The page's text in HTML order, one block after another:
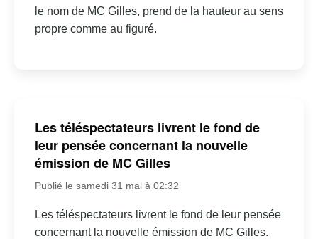
le nom de MC Gilles, prend de la hauteur au sens
propre comme au figuré.
Les téléspectateurs livrent le fond de
leur pensée concernant la nouvelle
émission de MC Gilles
Publié le samedi 31 mai à 02:32
Les téléspectateurs livrent le fond de leur pensée
concernant la nouvelle émission de MC Gilles.